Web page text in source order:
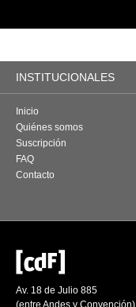
INSTITUCIONALES
Inicio
Quiénes somos
Suscripción
FAQ
Contacto
Av. 18 de Julio 885
(entre Andes y Convención)